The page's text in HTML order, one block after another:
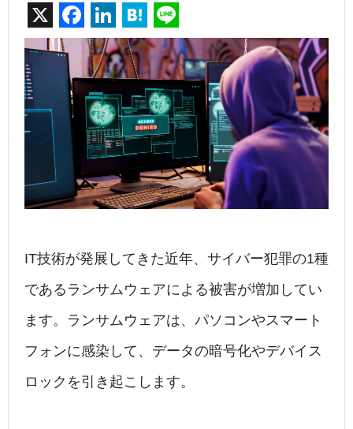
X
F
a
c
e
b
o
o
k
Li
n
k
e
dI
n
H
at
e
n
a
n
e
IT技術が発展してきた近年、サイバー犯罪の1種
であるランサムウェアによる被害が増加してい
ます。ランサムウェアは、パソコンやスマート
フォンに感染して、データの暗号化やデバイス
ロックを引き起こします。